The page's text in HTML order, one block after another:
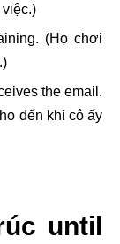
(Họ chơi
the email.
đến khi cô ấy
until